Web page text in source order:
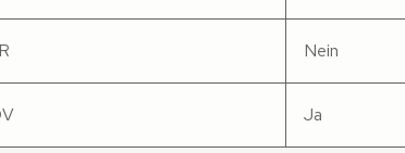
Nein
Ja